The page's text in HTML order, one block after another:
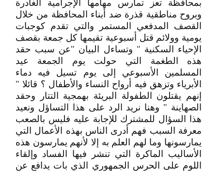
بمحافظة تعز تمارس مهامها الإجرامية الغادرة
وبروح مناطقية قذرة ضد أبناء المحافظة من خلال
القصف المدفعي المستمر والتي تقدم كوجبات
يومية وولائم قتل أسبوعية تقيمها كل جمعة بقصف
الإحياء السكنية " وتساءل البيان "عن سبب حقد
هذه الطغمة التي حولت يوم الجمعة عيد
المسلمين الأسبوعي إلى يوم تسيل فيه دماء
الأبرياء وتزهق فيه أرواح النساء والأطفال ؟ قائلا "
إنهم يقتلون الطفولة البريئة بهمجية التتار وحقد
الصهاينة " وهنا نريد الرد على هذا التساؤل ونعيد
هذا السؤال للمشترك للإجابة عليه فليس بالصعب
معرفة السبب فهم أدرى الناس بهذه الأعمال التي
يمارسونها وما لهم العلم به إلا لأنهم يمارسون هذه
الأساليب الماكرة التي تنشر فيها الفساد وإلقاء
اللوم على الحرس الجمهوري الذي بات يدافع عن